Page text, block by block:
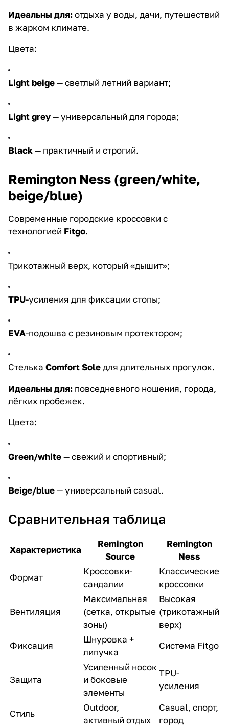
Идеальны для:отдыха у воды, дачи, путешествий
в жарком климате.
Цвета:
Light beige— светлый летний вариант;
Light grey— универсальный для города;
Black — практичный и строгий.
Remington Ness (green/white,
beige/blue)
Современные городские кроссовки с
технологией Fitgo.
Трикотажный верх, который «дышит»;
TPU-усиления для фиксации стопы;
EVA-подошва с резиновым протектором;
Стелька Comfort Soleдля длительных прогулок.
Идеальны для: повседневного ношения, города,
лёгких пробежек.
Цвета:
Green/white— свежий и спортивный;
Beige/blue— универсальный casual.
Сравнительная таблица
Характеристика
Remington
Source
Remington
Ness
Формат
Кроссовки-
сандалии
Классические
кроссовки
Вентиляция
Максимальная
(сетка, открытые
зоны)
Высокая
(трикотажный
верх)
Фиксация
Шнуровка +
липучка
Система Fitgo
Защита
Усиленный носок
и боковые
элементы
TPU-
усиления
Стиль
Outdoor,
активный отдых
Casual, спорт,
город